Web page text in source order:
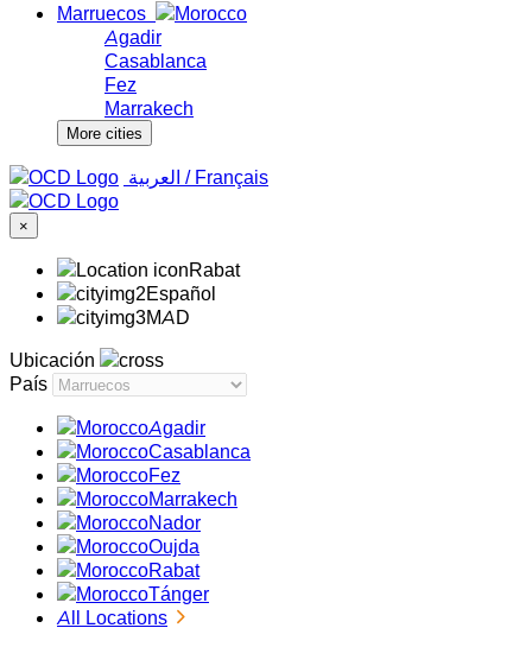
Marruecos
Agadir
Casablanca
Fez
Marrakech
More cities
‏العربية ‏ / Français
×
Rabat
Español
MAD
Ubicación
País
Agadir
Casablanca
Fez
Marrakech
Nador
Oujda
Rabat
Tánger
All Locations